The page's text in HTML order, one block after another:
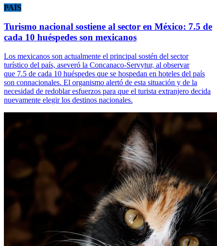
PAÍS
Turismo nacional sostiene al sector en México: 7.5 de
cada 10 huéspedes son mexicanos
Los mexicanos son actualmente el principal sostén del sector
turístico del país, aseveró la Concanaco-Servytur, al observar
que 7.5 de cada 10 huéspedes que se hospedan en hoteles del país
son connacionales. El organismo alertó de esta situación y de la
necesidad de redoblar esfuerzos para que el turista extranjero decida
nuevamente elegir los destinos nacionales.